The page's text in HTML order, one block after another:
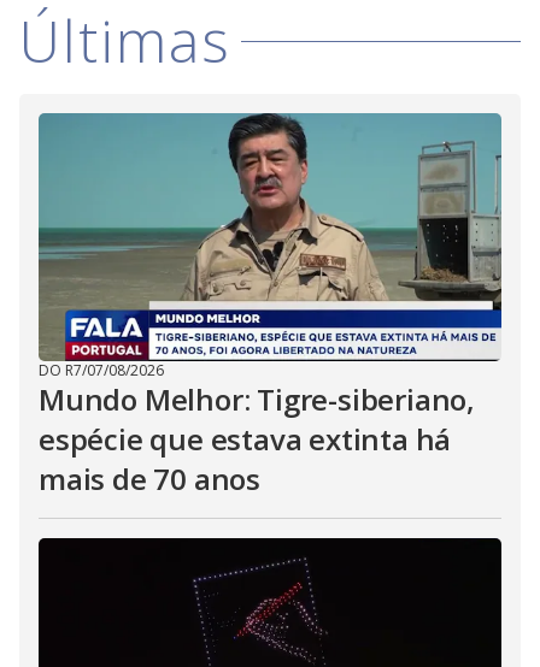
Últimas
DO R7/07/08/2026
Mundo Melhor: Tigre-siberiano,
espécie que estava extinta há
mais de 70 anos